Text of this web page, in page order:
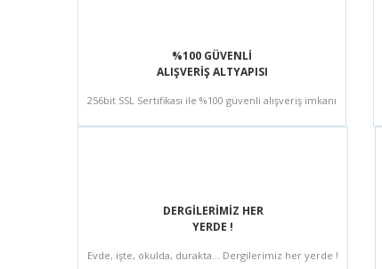
%100 GÜVENLİ
ALIŞVERİŞ ALTYAPISI
256bit SSL Sertifikası ile %100 güvenli alışveriş imkanı
DERGİLERİMİZ HER
YERDE !
Evde, işte, okulda, durakta... Dergilerimiz her yerde !